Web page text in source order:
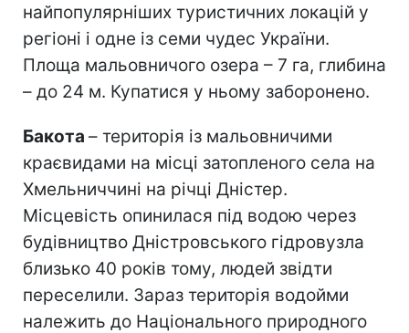
найпопулярніших туристичних локацій у
регіоні і одне із семи чудес України.
Площа мальовничого озера – 7 га, глибина
– до 24 м. Купатися у ньому заборонено.
Бакота – територія із мальовничими
краєвидами на місці затопленого села на
Хмельниччині на річці Дністер.
Місцевість опинилася під водою через
будівництво Дністровського гідровузла
близько 40 років тому, людей звідти
переселили. Зараз територія водойми
належить до Національного природного